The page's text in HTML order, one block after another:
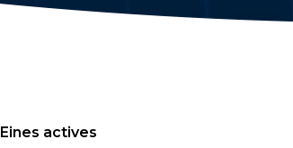
Eines actives